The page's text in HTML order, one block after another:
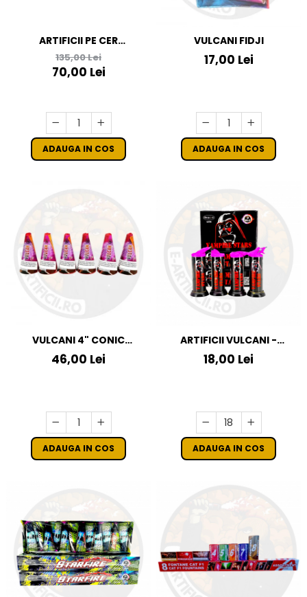
ARTIFICII PE CER
MULTICOLORE - VULCAN
SINGLE SHOT IRAN
135,00 Lei
70,00 Lei
ADAUGA IN COS
VULCANI FIDJI
17,00 Lei
ADAUGA IN COS
VULCANI 4" CONIC
FOUNTAIN
46,00 Lei
ADAUGA IN COS
ARTIFICII VULCANI -
VAMPIRE STARS
18,00 Lei
ADAUGA IN COS